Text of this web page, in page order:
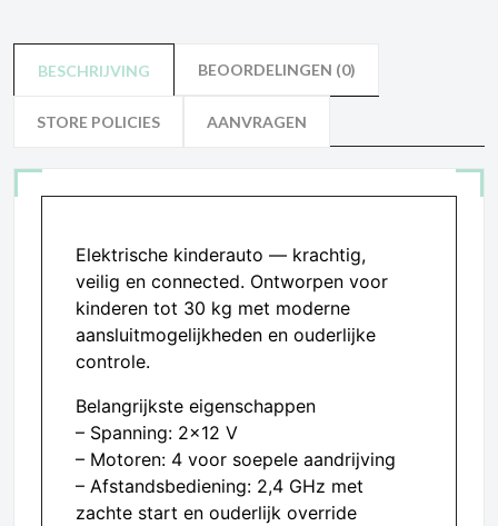
BESCHRIJVING BEOORDELINGEN (0)
STORE POLICIES AANVRAGEN
Elektrische kinderauto — krachtig,
veilig en connected. Ontworpen voor
kinderen tot 30 kg met moderne
aansluitmogelijkheden en ouderlijke
controle.
Belangrijkste eigenschappen
– Spanning: 2×12 V
– Motoren: 4 voor soepele aandrijving
– Afstandsbediening: 2,4 GHz met
zachte start en ouderlijk override